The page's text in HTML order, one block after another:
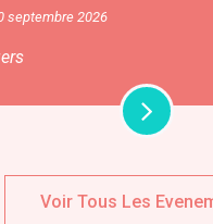
septembre 2026
Voir Tous Les